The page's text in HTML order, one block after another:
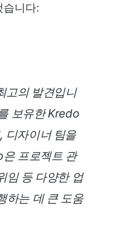
습니다:
고의 발견입니
보유한 Kredo
디자이너 팀을
프로젝트 관
임 등 다양한 업
하는 데 큰 도움